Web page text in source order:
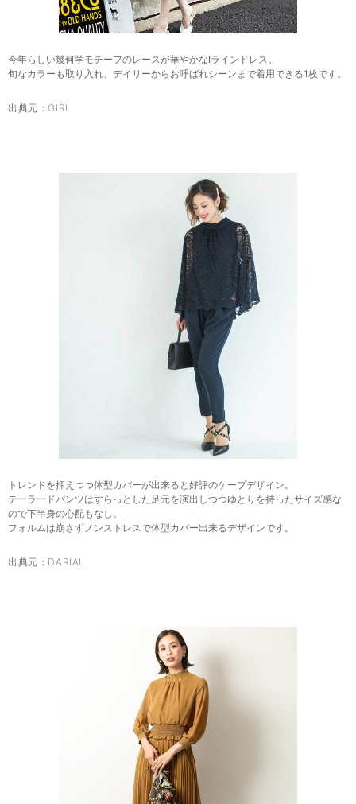
今年らしい幾何学モチーフのレースが華やかなIラインドレス。
旬なカラーも取り入れ、デイリーからお呼ばれシーンまで着用できる1枚です。
出典元： GIRL
トレンドを押えつつ体型カバーが出来ると好評のケープデザイン。
テーラードパンツはすらっとした足元を演出しつつゆとりを持ったサイズ感な
ので下半身の心配もなし。
フォルムは崩さずノンストレスで体型カバー出来るデザインです。
出典元： DARIAL